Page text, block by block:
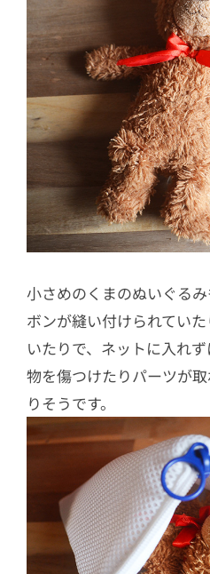
小さめのくまのぬいぐる
ボンが縫い付けられてい
いたりで、ネットに入れ
物を傷つけたりパーツが
りそうです。